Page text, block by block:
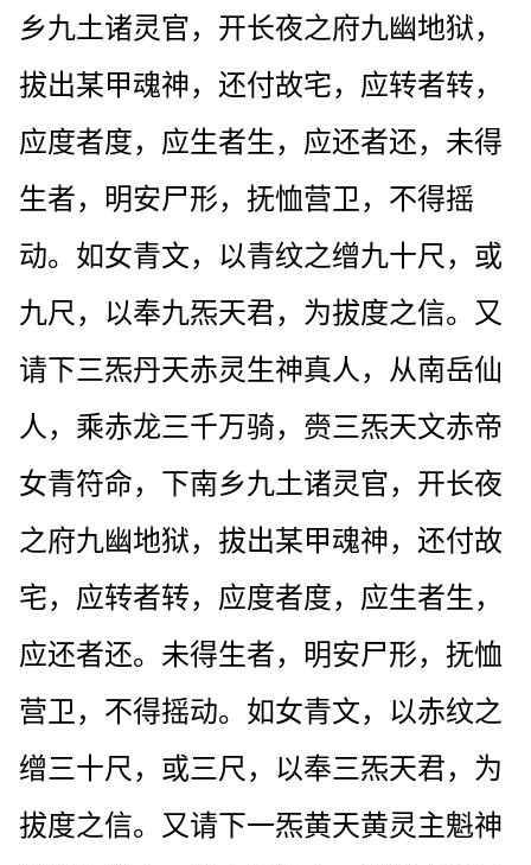
乡九土诸灵官，开长夜之府九幽地狱，
拔出某甲魂神，还付故宅，应转者转，
应度者度，应生者生，应还者还，未得
生者，明安尸形，抚恤营卫，不得摇
动。如女青文，以青纹之缯九十尺，或
九尺，以奉九炁天君，为拔度之信。又
请下三炁丹天赤灵生神真人，从南岳仙
人，乘赤龙三千万骑，赍三炁天文赤帝
女青符命，下南乡九土诸灵官，开长夜
之府九幽地狱，拔出某甲魂神，还付故
宅，应转者转，应度者度，应生者生，
应还者还。未得生者，明安尸形，抚恤
营卫，不得摇动。如女青文，以赤纹之
缯三十尺，或三尺，以奉三炁天君，为
拔度之信。又请下一炁黄天黄灵主魁神